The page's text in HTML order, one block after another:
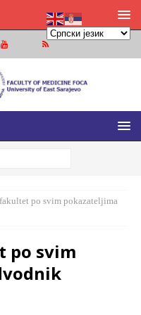
FOČA
U ISTOČNOM
po svim pokazateljima
po svim